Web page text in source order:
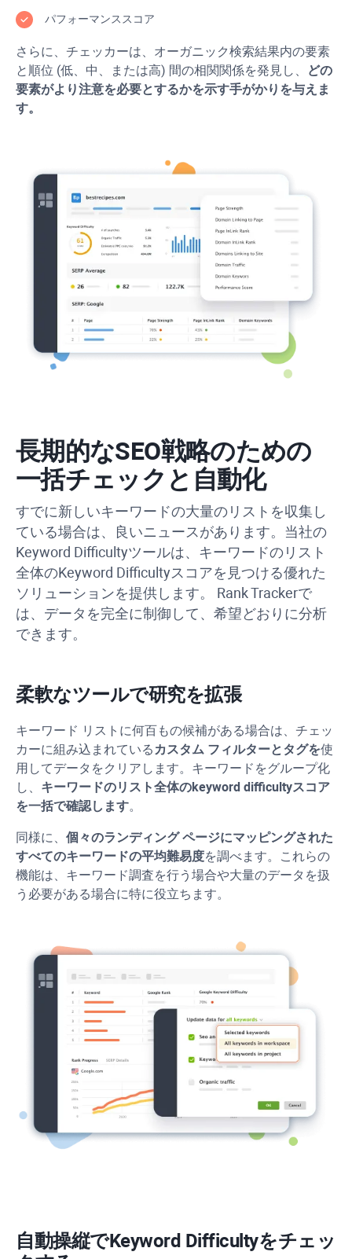
パフォーマンススコア
さらに、チェッカーは、オーガニック検索結果内の要素
と順位 (低、中、または高) 間の相関関係を発見し、
どの
要素がより注意を必要とするかを示す手がかりを与えま
す。
長期的なSEO戦略のための
一括チェックと自動化
すでに新しいキーワードの大量のリストを収集し
ている場合は、良いニュースがあります。当社の
Keyword Difficultyツールは、キーワードのリスト
全体のKeyword Difficultyスコアを見つける優れた
ソリューションを提供します。 Rank Trackerで
は、データを完全に制御して、希望どおりに分析
できます。
柔軟なツールで研究を拡張
キーワード リストに何百もの候補がある場合は、チェッ
カーに組み込まれている カスタム フィルターとタグを使
用してデータをクリアします。キーワードをグループ化
し、 キーワードのリスト全体のkeyword difficultyスコア
を一括で確認します。
同様に、 個々のランディング ページにマッピングされた
すべてのキーワードの平均難易度を調べます。これらの
機能は、キーワード調査を行う場合や大量のデータを扱
う必要がある場合に特に役立ちます。
自動操縦でKeyword Difficultyをチェッ